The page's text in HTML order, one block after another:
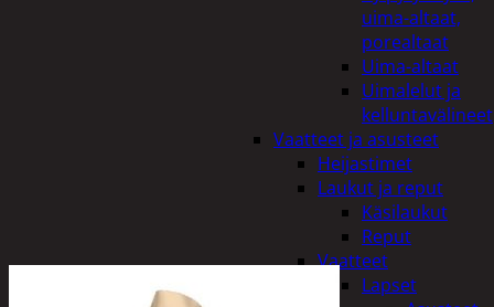
uima-altaat,
porealtaat
Uima-altaat
Uimalelut ja
kelluntavälineet
Vaatteet ja asusteet
Heijastimet
Laukut ja reput
Käsilaukut
Reput
Vaatteet
Lapset